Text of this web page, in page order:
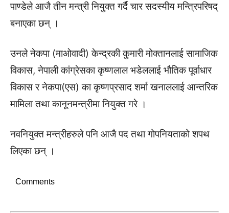
पाण्डेले आजै तीन मन्त्री नियुक्त गर्दै चार सदस्यीय मन्त्रिपरिषद्
बनाएका छन् ।
उनले नेकपा (माओवादी) केन्द्रकी कुमारी मोक्तानलाई सामाजिक
विकास, नेपाली कांग्रेसका कृष्णलाल भडेललाई भौतिक पूर्वाधार
विकास र नेकपा(एस) का कृष्णप्रसाद शर्मा खनाललाई आन्तरिक
मामिला तथा कानूनमन्त्रीमा नियुक्त गरे ।
नवनियुक्त मन्त्रीहरुले पनि आजै पद तथा गोपनियताको शपथ
लिएका छन् ।
Comments